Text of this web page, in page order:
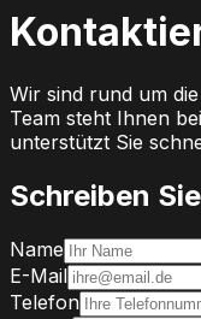
Wir sind rund um
Team steht Ihnen
unterstützt Sie
Schreiben
Name
E-Mail
Telefon